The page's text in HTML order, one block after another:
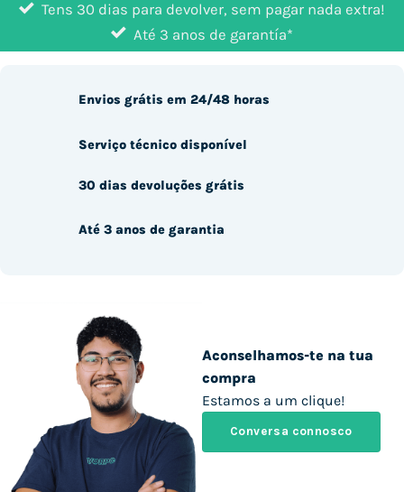
Tens 30 dias para devolver, sem pagar nada extra!
Até 3 anos de garantía*
Aconselhamos-te na tua
compra
Estamos a um clique!
Conversa connosco
Envios grátis em 24/48 horas
Serviço técnico disponível
30 dias devoluções grátis
Até 3 anos de garantia